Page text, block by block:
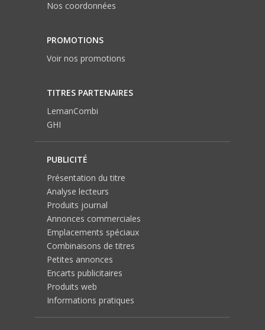
Nos coordonnées
PROMOTIONS
Voir nos promotions
TITRES PARTENAIRES
LemanCombi
GHI
PUBLICITÉ
Présentation du titre
Analyse lecteurs
Produits journal
Annonces commerciales
Emplacements spéciaux
Combinaisons de titres
Petites annonces
Encarts publicitaires
Produits web
Informations pratiques